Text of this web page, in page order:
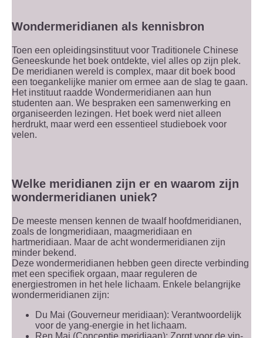
Wondermeridianen als kennisbron
Toen een opleidingsinstituut voor Traditionele Chinese
Geneeskunde het boek ontdekte, viel alles op zijn plek.
De meridianen wereld is complex, maar dit boek bood
een toegankelijke manier om ermee aan de slag te gaan.
Het instituut raadde Wondermeridianen aan hun
studenten aan. We bespraken een samenwerking en
organiseerden lezingen. Het boek werd niet alleen
herdrukt, maar werd een essentieel studieboek voor
velen.
Welke meridianen zijn er en waarom zijn
wondermeridianen uniek?
De meeste mensen kennen de twaalf hoofdmeridianen,
zoals de longmeridiaan, maagmeridiaan en
hartmeridiaan. Maar de acht wondermeridianen zijn
minder bekend.
Deze wondermeridianen hebben geen directe verbinding
met een specifiek orgaan, maar reguleren de
energiestromen in het hele lichaam. Enkele belangrijke
wondermeridianen zijn:
Du Mai (Gouverneur meridiaan): Verantwoordelijk
voor de yang-energie in het lichaam.
Ren Mai (Conceptie meridiaan): Zorgt voor de yin-